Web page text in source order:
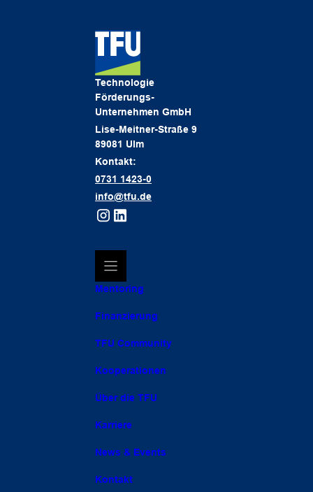
Technologie
Förderungs-
Unternehmen GmbH
Lise-Meitner-Straße 9
89081 Ulm
Kontakt:
0731 1423-0
info@tfu.de
Mentoring
Finanzierung
TFU Community
Kooperationen
Über die TFU
Karriere
News & Events
Kontakt